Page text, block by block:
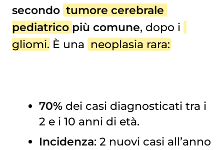
secondo tumore cerebrale
pediatricopiù comune, dopo i
gliomi. È una neoplasia rara:
70%dei casi diagnosticati tra i
2 e i 10 anni di età.
Incidenza: 2 nuovi casi all’anno